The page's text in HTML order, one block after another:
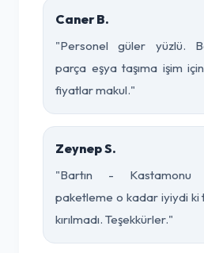
Caner B.
"Personel güler yüzlü.
parça eşya taşıma işim
fiyatlar makul."
Zeynep S.
"Bartın - Kastamonu
paketleme o kadar iyiydi ki
kırılmadı. Teşekkürler."